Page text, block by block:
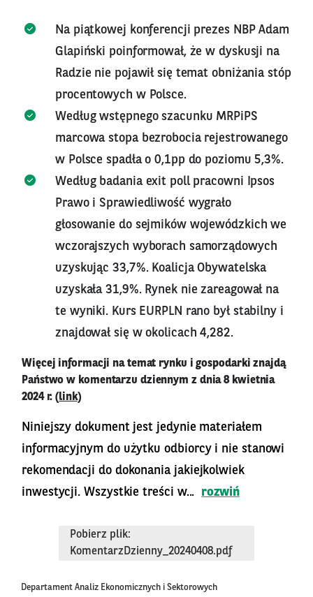
Na piątkowej konferencji prezes NBP Adam
Glapiński poinformował, że w dyskusji na
Radzie nie pojawił się temat obniżania stóp
procentowych w Polsce.
Według wstępnego szacunku MRPiPS
marcowa stopa bezrobocia rejestrowanego
w Polsce spadła o 0,1pp do poziomu 5,3%.
Według badania exit poll pracowni Ipsos
Prawo i Sprawiedliwość wygrało
głosowanie do sejmików wojewódzkich we
wczorajszych wyborach samorządowych
uzyskując 33,7%. Koalicja Obywatelska
uzyskała 31,9%. Rynek nie zareagował na
te wyniki. Kurs EURPLN rano był stabilny i
znajdował się w okolicach 4,282.
Więcej informacji na temat rynku i gospodarki znajdą
Państwo w komentarzu dziennym z dnia 8 kwietnia
2024 r. (link)
Niniejszy dokument jest jedynie materiałem
informacyjnym do użytku odbiorcy i nie stanowi
rekomendacji do dokonania jakiejkolwiek
inwestycji. Wszystkie treści w...
rozwiń
Pobierz plik:
KomentarzDzienny_20240408.pdf
Departament Analiz Ekonomicznych i Sektorowych